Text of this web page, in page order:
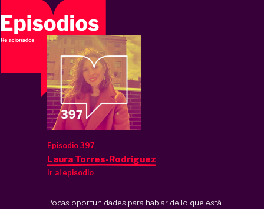
Episodio 397
Laura Torres-Rodríguez
Ir al episodio
Pocas oportunidades para hablar de lo que está